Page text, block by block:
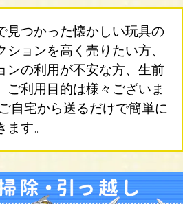
見つかった懐かしい玩具の
ョンを高く売りたい方、
ンの利用が不安な方、生前
ご利用目的は様々ございま
自宅から送るだけで簡単に
す。